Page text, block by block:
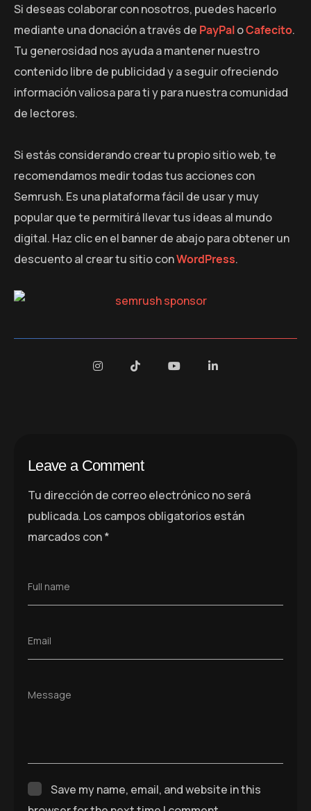
Si deseas colaborar con nosotros, puedes hacerlo
mediante una donación a través de PayPaloCafecito.
Tu generosidad nos ayuda a mantener nuestro
contenido libre de publicidad y a seguir ofreciendo
información valiosa para ti y para nuestra comunidad
de lectores.
Si estás considerando crear tu propio sitio web, te
recomendamos medir todas tus acciones con
Semrush. Es una plataforma fácil de usar y muy
popular que te permitirá llevar tus ideas al mundo
digital. Haz clic en el banner de abajo para obtener un
descuento al crear tu sitio conWordPress.
Leave a Comment
Tu dirección de correo electrónico no será
publicada. Los campos obligatorios están
marcados con*
Full name
Email
Message
Save my name, email, and website in this